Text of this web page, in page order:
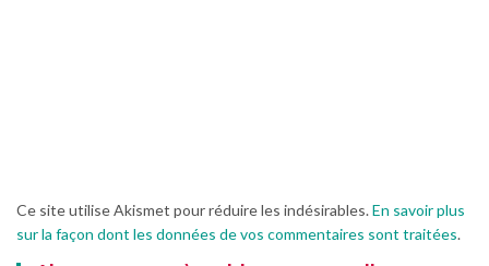
Ce site utilise Akismet pour réduire les indésirables.En savoir plus
sur la façon dont les données de vos commentaires sont traitées.